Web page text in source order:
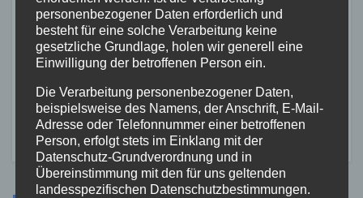
NEUWIED
Waldbrand bei Leutesdorf
schnell gelöscht – Feuerwehr
warnt vor erhöhter Brandgefahr
7. AUG. 2026
personenbezogener Daten erforderlich und
besteht für eine solche Verarbeitung keine
gesetzliche Grundlage, holen wir generell eine
Einwilligung der betroffenen Person ein.
Die Verarbeitung personenbezogener Daten,
beispielsweise des Namens, der Anschrift, E-Mail-
Adresse oder Telefonnummer einer betroffenen
Person, erfolgt stets im Einklang mit der
Datenschutz-Grundverordnung und in
Übereinstimmung mit den für uns geltenden
landesspezifischen Datenschutzbestimmungen.